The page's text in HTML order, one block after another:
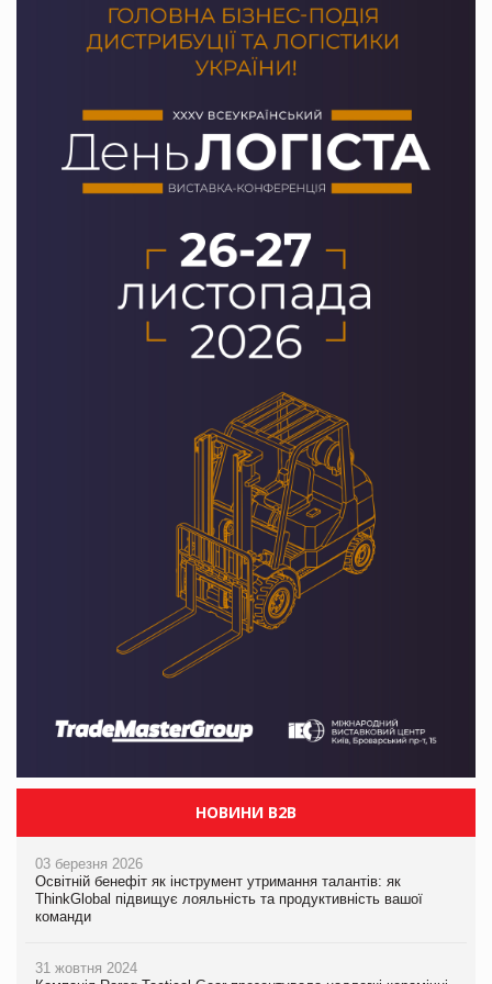
НОВИНИ B2B
03 березня 2026
Освітній бенефіт як інструмент утримання талантів: як
ThinkGlobal підвищує лояльність та продуктивність вашої
команди
31 жовтня 2024